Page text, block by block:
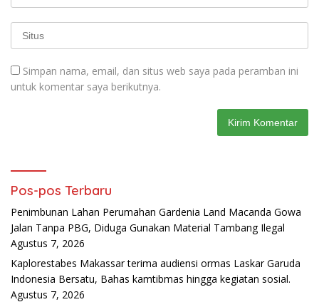
Simpan nama, email, dan situs web saya pada peramban ini
untuk komentar saya berikutnya.
Pos-pos Terbaru
Penimbunan Lahan Perumahan Gardenia Land Macanda Gowa
Jalan Tanpa PBG, Diduga Gunakan Material Tambang Ilegal
Agustus 7, 2026
Kaplorestabes Makassar terima audiensi ormas Laskar Garuda
Indonesia Bersatu, Bahas kamtibmas hingga kegiatan sosial.
Agustus 7, 2026